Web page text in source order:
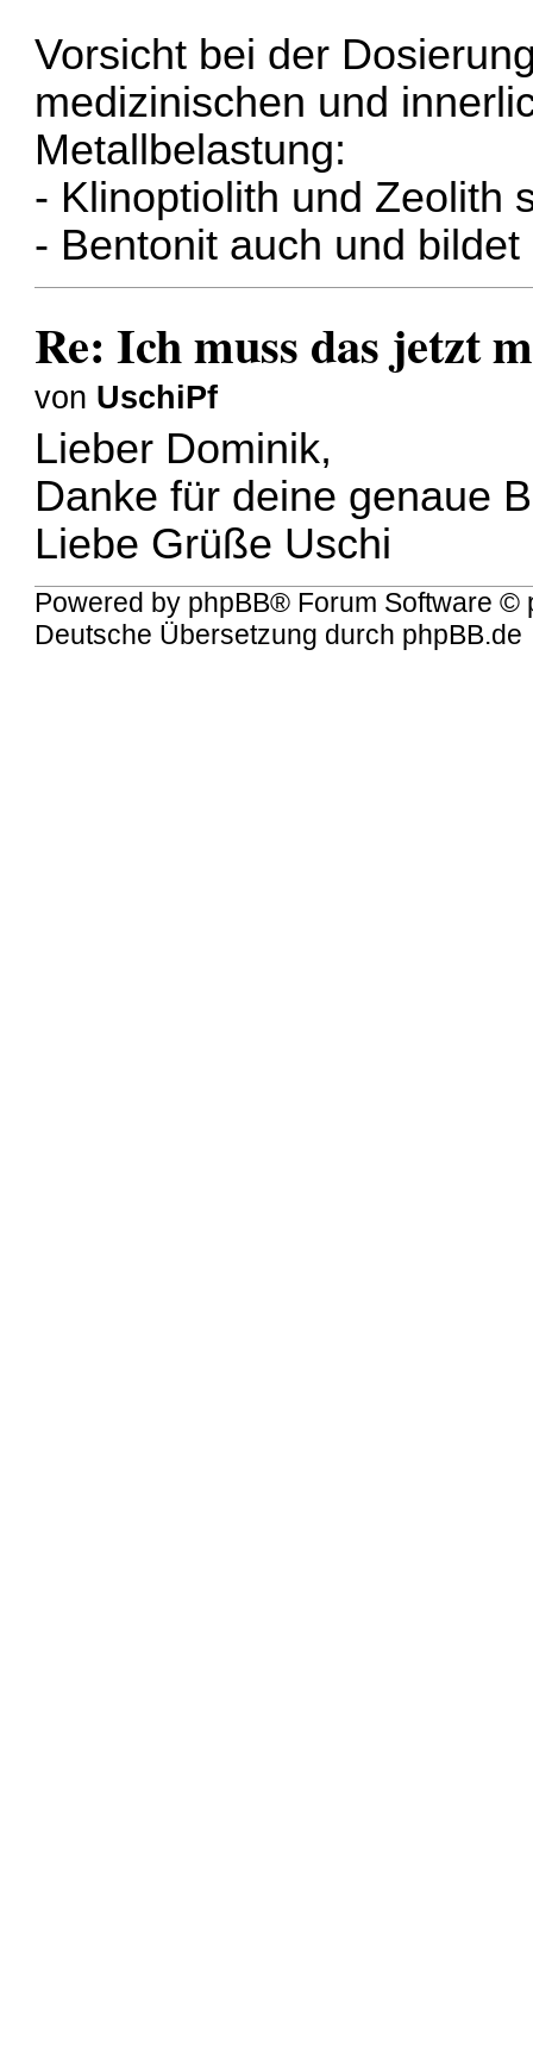
Vorsicht bei der
medizinischen und
Metallbelastung:
- Klinoptiolith und Zeolith
- Bentonit auch und
Re: Ich muss das jetzt
von UschiPf
Lieber Dominik,
Danke für deine genaue
Liebe Grüße Uschi
Powered by phpBB® Forum Software ©
Deutsche Übersetzung durch phpBB.de